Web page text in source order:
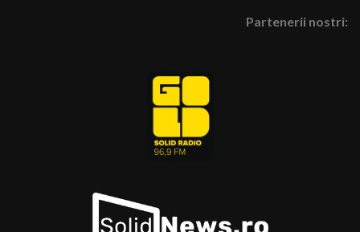
Partenerii nostri: